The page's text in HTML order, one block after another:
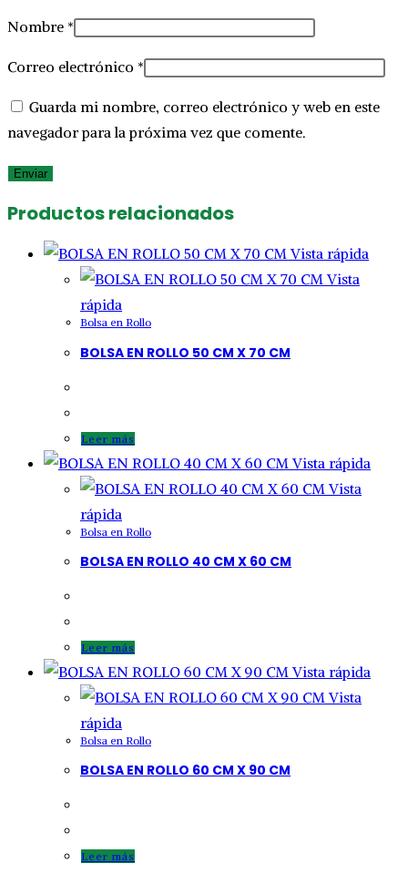
Nombre *
Correo electrónico *
Guarda mi nombre, correo electrónico y web en este
navegador para la próxima vez que comente.
Productos relacionados
Vista rápida
Vista
rápida
Bolsa en Rollo
BOLSA EN ROLLO 50 CM X 70 CM
Leer más
Vista rápida
Vista
rápida
Bolsa en Rollo
BOLSA EN ROLLO 40 CM X 60 CM
Leer más
Vista rápida
Vista
rápida
Bolsa en Rollo
BOLSA EN ROLLO 60 CM X 90 CM
Leer más